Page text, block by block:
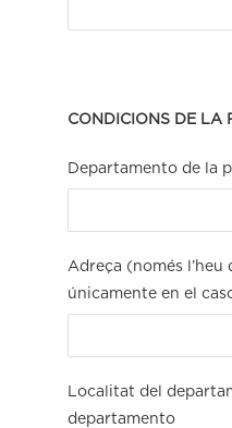
CONDICIONS DE LA
Departamento de la
Adreça (només
únicamente en el
Localitat del
departamento